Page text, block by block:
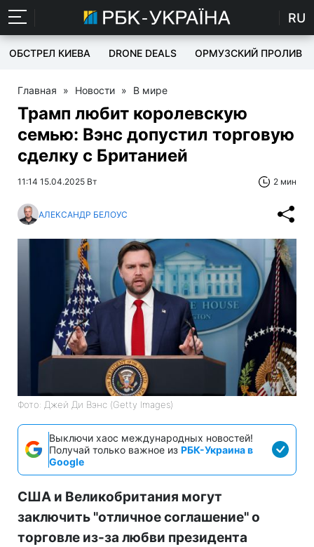
RU
ОБСТРЕЛ КИЕВА DRONE DEALS ОРМУЗСКИЙ ПРОЛИВ
Главная » Новости » В мире
Трамп любит королевскую
семью: Вэнс допустил торговую
сделку с Британией
11:14 15.04.2025 Вт 2 мин
АЛЕКСАНДР БЕЛОУС
Фото: Джей Ди Вэнс (Getty Images)
Выключи хаос международных новостей!
Получай только важное из РБК-Украина в
Google
США и Великобритания могут
заключить "отличное соглашение" о
торговле из-за любви президента